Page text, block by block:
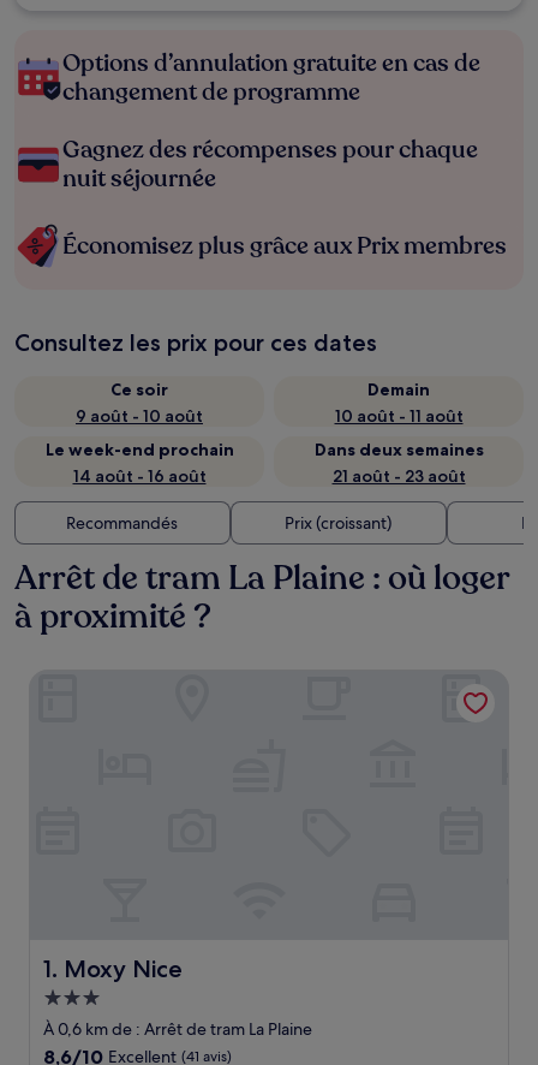
Options d’annulation gratuite en cas de
changement de programme
Gagnez des récompenses pour chaque
nuit séjournée
Économisez plus grâce aux Prix membres
Consultez les prix pour ces dates
Ce soir
9 août - 10 août
Demain
10 août - 11 août
Le week-end prochain
14 août - 16 août
Dans deux semaines
21 août - 23 août
Recommandés Prix (croissant)
Arrêt de tram La Plaine : où loger
à proximité ?
1. Moxy Nice
Moxy Nice
Hébergement
3.0 étoiles
À 0,6 km de : Arrêt de tram La Plaine
8.6
8,6/10 Excellent (41 avis)